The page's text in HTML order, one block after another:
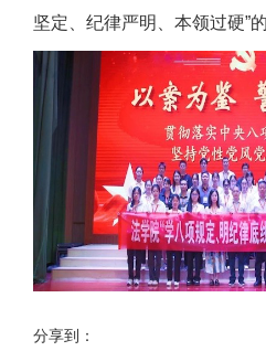
坚定、纪律严明、本领过硬”
分享到：